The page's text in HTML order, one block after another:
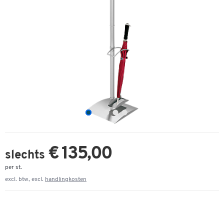
slechts € 135,00
per st.
excl. btw, excl. handlingkosten